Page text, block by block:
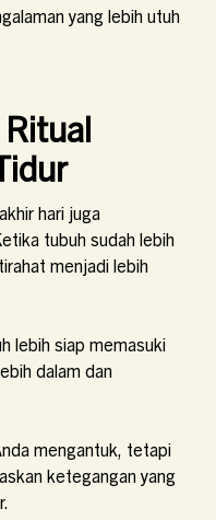
yang lebih utuh
hari juga
tubuh sudah lebih
menjadi lebih
lebih siap memasuki
dalam dan
mengantuk, tetapi
ketegangan yang